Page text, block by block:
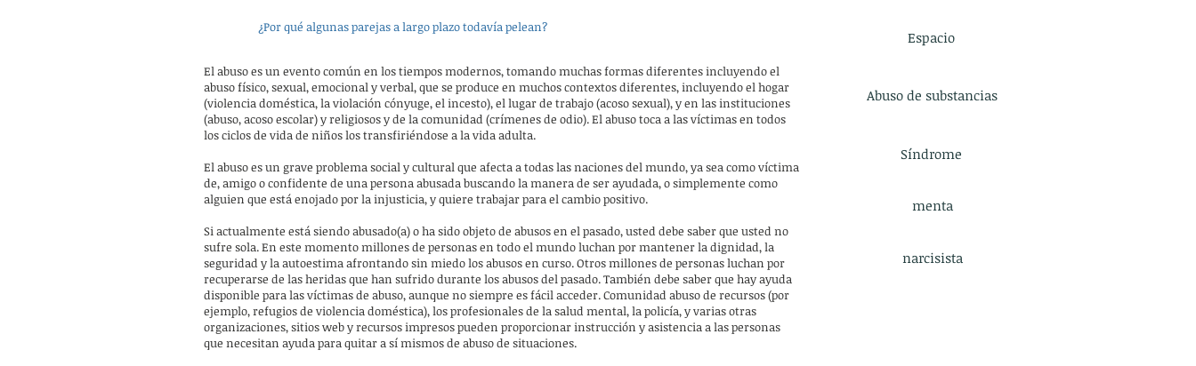
¿Por qué algunas parejas a largo plazo todavía pelean?
El abuso es un evento común en los tiempos modernos, tomando muchas formas diferentes incluyendo el
abuso físico, sexual, emocional y verbal, que se produce en muchos contextos diferentes, incluyendo el hogar
(violencia doméstica, la violación cónyuge, el incesto), el lugar de trabajo (acoso sexual), y en las instituciones
(abuso, acoso escolar) y religiosos y de la comunidad (crímenes de odio). El abuso toca a las víctimas en todos
los ciclos de vida de niños los transfiriéndose a la vida adulta.
El abuso es un grave problema social y cultural que afecta a todas las naciones del mundo, ya sea como víctima
de, amigo o confidente de una persona abusada buscando la manera de ser ayudada, o simplemente como
alguien que está enojado por la injusticia, y quiere trabajar para el cambio positivo.
Si actualmente está siendo abusado(a) o ha sido objeto de abusos en el pasado, usted debe saber que usted no
sufre sola. En este momento millones de personas en todo el mundo luchan por mantener la dignidad, la
seguridad y la autoestima afrontando sin miedo los abusos en curso. Otros millones de personas luchan por
recuperarse de las heridas que han sufrido durante los abusos del pasado. También debe saber que hay ayuda
disponible para las víctimas de abuso, aunque no siempre es fácil acceder. Comunidad abuso de recursos (por
ejemplo, refugios de violencia doméstica), los profesionales de la salud mental, la policía, y varias otras
organizaciones, sitios web y recursos impresos pueden proporcionar instrucción y asistencia a las personas
que necesitan ayuda para quitar a sí mismos de abuso de situaciones.
Espacio
Abuso de substancias
Síndrome
menta
narcisista